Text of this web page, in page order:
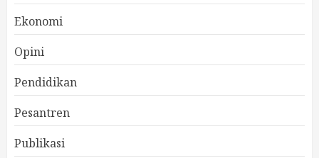
Ekonomi
Opini
Pendidikan
Pesantren
Publikasi